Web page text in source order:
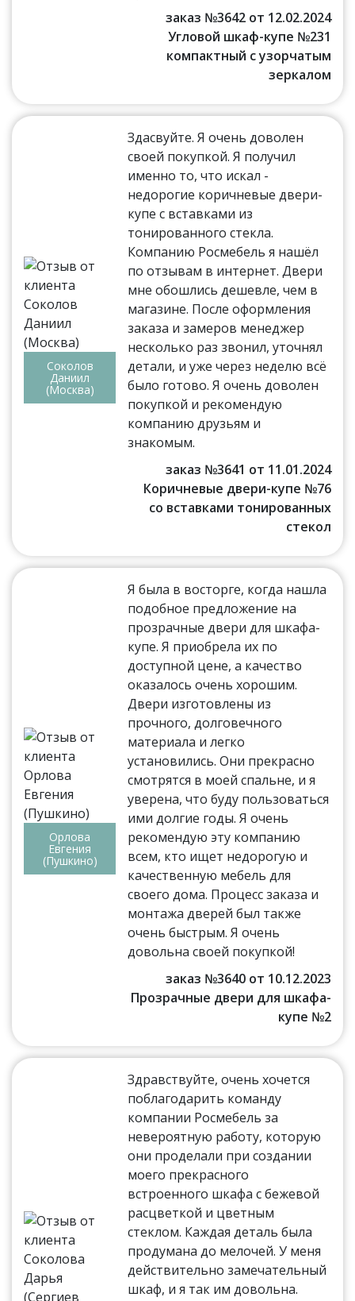
заказ №3642 от 12.02.2024
Угловой шкаф-купе №231
компактный с узорчатым
зеркалом
Соколов
Даниил
(Москва)
Здасвуйте. Я очень доволен
своей покупкой. Я получил
именно то, что искал -
недорогие коричневые двери-
купе с вставками из
тонированного стекла.
Компанию Росмебель я нашёл
по отзывам в интернет. Двери
мне обошлись дешевле, чем в
магазине. После оформления
заказа и замеров менеджер
несколько раз звонил, уточнял
детали, и уже через неделю всё
было готово. Я очень доволен
покупкой и рекомендую
компанию друзьям и
знакомым.
заказ №3641 от 11.01.2024
Коричневые двери-купе №76
со вставками тонированных
стекол
Орлова
Евгения
(Пушкино)
Я была в восторге, когда нашла
подобное предложение на
прозрачные двери для шкафа-
купе. Я приобрела их по
доступной цене, а качество
оказалось очень хорошим.
Двери изготовлены из
прочного, долговечного
материала и легко
установились. Они прекрасно
смотрятся в моей спальне, и я
уверена, что буду пользоваться
ими долгие годы. Я очень
рекомендую эту компанию
всем, кто ищет недорогую и
качественную мебель для
своего дома. Процесс заказа и
монтажа дверей был также
очень быстрым. Я очень
довольна своей покупкой!
заказ №3640 от 10.12.2023
Прозрачные двери для шкафа-
купе №2
Здравствуйте, очень хочется
поблагодарить команду
компании Росмебель за
невероятную работу, которую
они проделали при создании
моего прекрасного
встроенного шкафа с бежевой
расцветкой и цветным
стеклом. Каждая деталь была
продумана до мелочей. У меня
действительно замечательный
шкаф, и я так им довольна.